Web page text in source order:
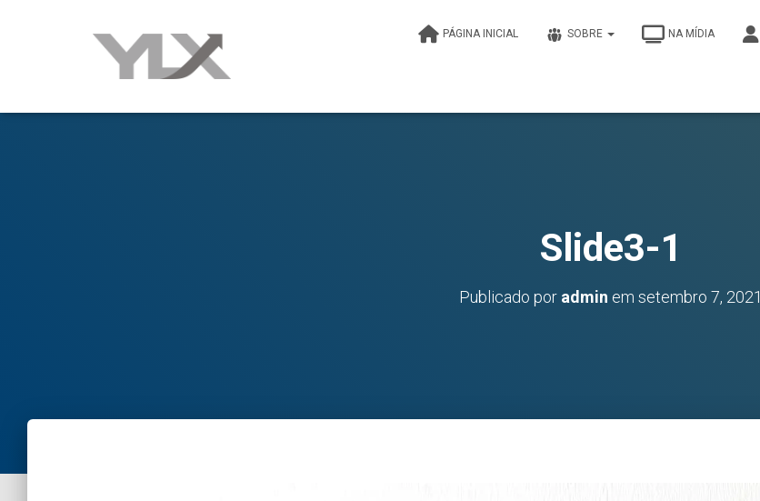
PÁGINA INICIAL SOBRE NA MÍDIA
Slide3-1
Publicado por admin em setembro 7, 2021